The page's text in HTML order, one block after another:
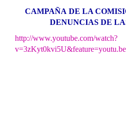
CAMPAÑA DE LA
DENUNCIAS DE
http://www.youtube.com/watch?
v=3zKyt0kvi5U&feature=youtu.be